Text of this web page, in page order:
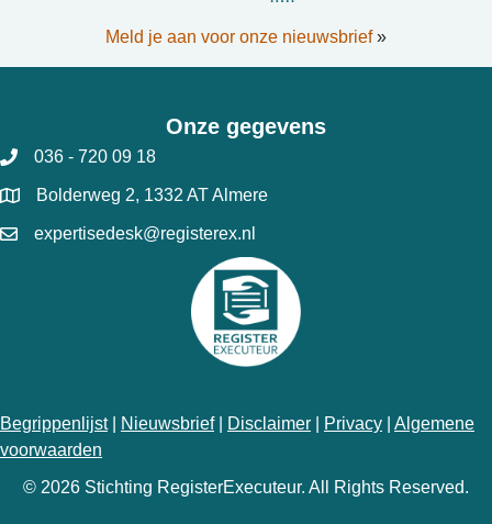
Meld je aan voor onze nieuwsbrief»
Onze gegevens
036 - 720 09 18
Bolderweg 2, 1332 AT Almere
expertisedesk@registerex.nl
Begrippenlijst| Nieuwsbrief| Disclaimer Privacy
Algemene
voorwaarden
© 2026 Stichting RegisterExecuteur. All Rights Reserved.